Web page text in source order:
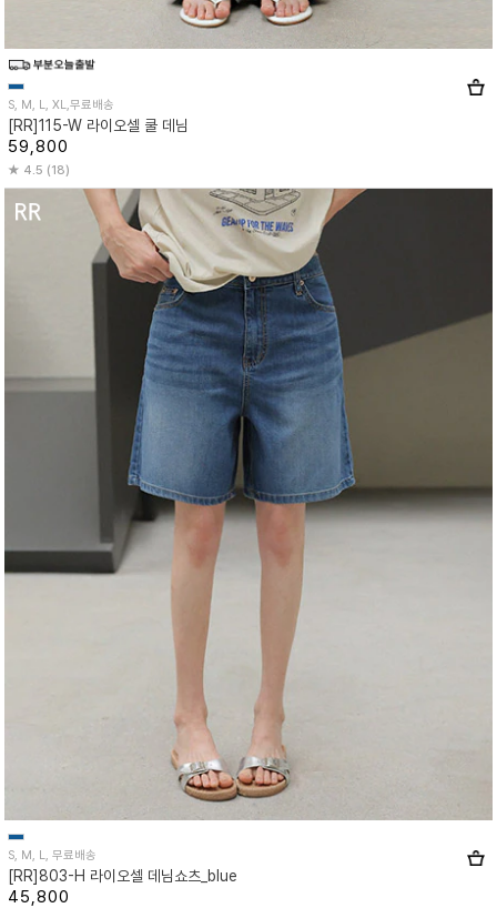
S, M, L, XL,무료배송
[RR]115-W 라이오셀 쿨 데님
59,800
4.5 (18)
S, M, L, 무료배송
[RR]803-H 라이오셀 데님쇼츠_blue
45,800